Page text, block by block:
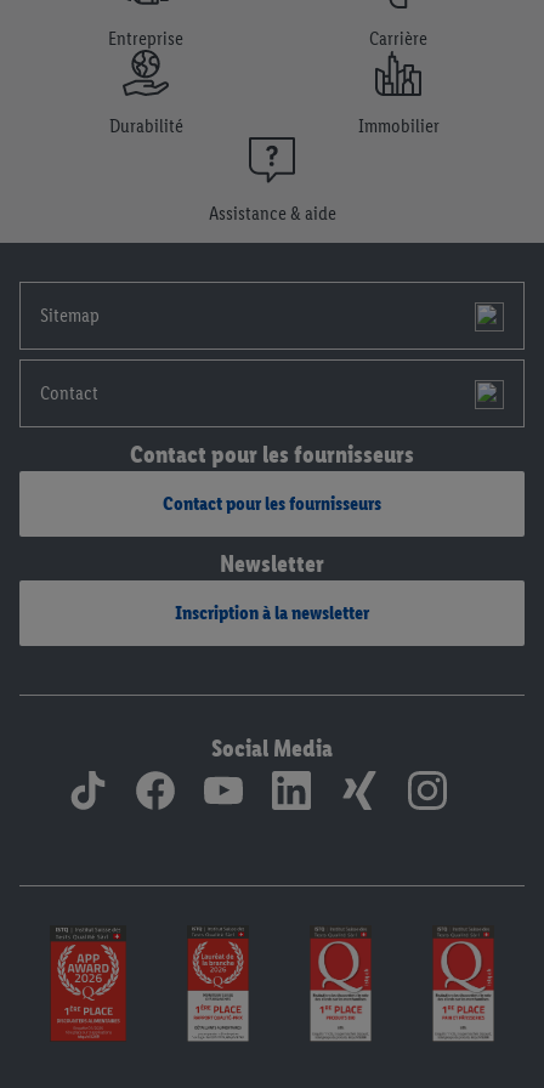
Entreprise Carrière
Durabilité Immobilier
Assistance & aide
Sitemap
Contact
Contact pour les fournisseurs
Contact pour les fournisseurs
Newsletter
Inscription à la newsletter
Social Media
l’ensemble des finalités mentionnées ci-dessus. Tu trouveras de
plus amples informations, notamment sur la durée de
conservation des données et sur ton droit de révoquer ton
consentement à tout moment avec effet pour l’avenir, dans
déclaration de confidentialité
Pour consulter les